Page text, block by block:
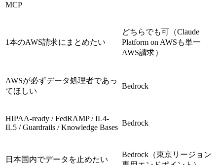
MCP
1本のAWS請求にまとめたい
どちらでも可（Claude
Platform on AWSも単一
AWS請求）
AWSが必ずデータ処理者であっ
てほしい
Bedrock
HIPAA-ready / FedRAMP / IL4-
IL5 / Guardrails / Knowledge Bases
Bedrock
日本国内でデータを止めたい
Bedrock（東京リージョン